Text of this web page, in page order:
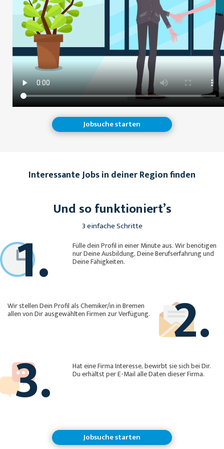
Jobsuche starten
Interessante Jobs in deiner Region finden
Und so funktioniert’s
3 einfache Schritte
1. Fülle dein Profil in einer Minute aus. Wir benötigen
nur Deine Ausbildung, Deine Berufserfahrung und
Deine Fähigkeiten.
2.
Wir stellen Dein Profil als Chemiker/in in Bremen
allen von Dir ausgewählten Firmen zur Verfügung.
3. Hat eine Firma Interesse, bewirbt sie sich bei Dir.
Du erhältst per E-Mail alle Daten dieser Firma.
Jobsuche starten